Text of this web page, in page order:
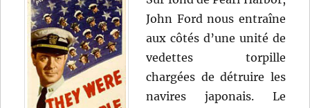
John Ford nous entraîne
aux côtés d’une unité de
vedettes torpille
chargées de détruire les
navires japonais. Le